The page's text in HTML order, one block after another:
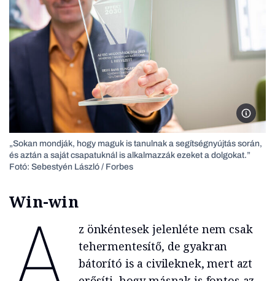
Bakó
„Sokan mondják, hogy maguk is tanulnak a segítségnyújtás során,
és aztán a saját csapatuknál is alkalmazzák ezeket a dolgokat.”
Fotó: Sebestyén László / Forbes
Win-win
z önkéntesek jelenléte nem csak
tehermentesítő, de gyakran
bátorító is a civileknek, mert azt